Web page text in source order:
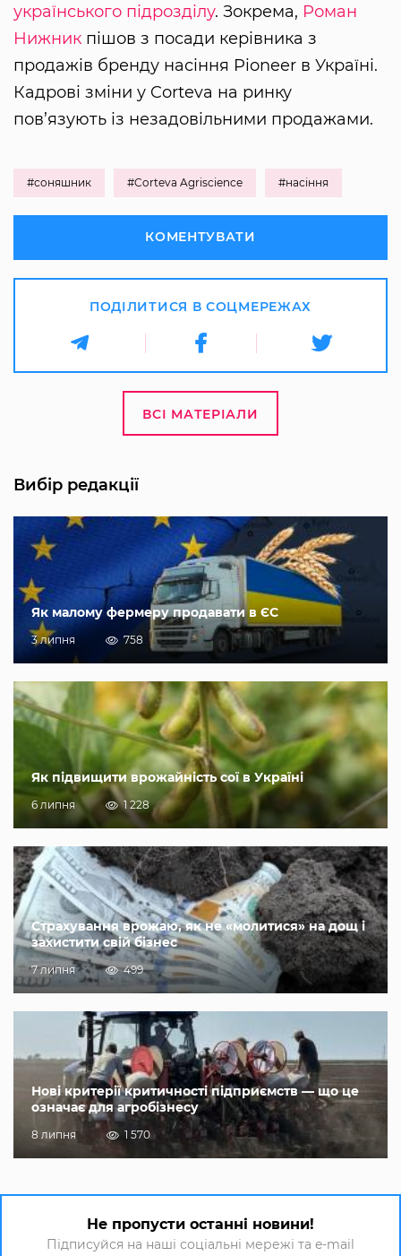
українського підрозділу. Зокрема, Роман
Нижник пішов з посади керівника з
продажів бренду насіння Pioneer в Україні.
Кадрові зміни у Corteva на ринку
пов’язують із незадовільними продажами.
#соняшник #Corteva Agriscience #насіння
КОМЕНТУВАТИ
ПОДІЛИТИСЯ В СОЦМЕРЕЖАХ
ВСІ МАТЕРІАЛИ
Вибір редакції
Як малому фермеру продавати в ЄС
3 липня 758
Як підвищити врожайність сої в Україні
6 липня 1 228
Страхування врожаю, як не «молитися» на дощ і
захистити свій бізнес
7 липня 499
Нові критерії критичності підприємств — що це
означає для агробізнесу
8 липня 1 570
Не пропусти останні новини!
Підписуйся на наші соціальні мережі та e-mail